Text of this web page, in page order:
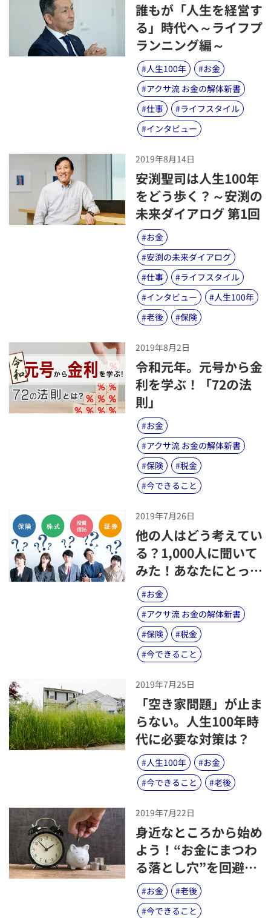
​誰もが「人生を経営す
る」時代へ～ライフプ
ランニング編～
#人生100年 #お金
#アクサ流 お金の解体新書
#仕事 #ライフスタイル
#インタビュー
2019年8月14日
​安渕聖司は人生100年
をどう歩く？～安渕の
未来ダイアログ 第1回
#お金
#安渕の未来ダイアログ
#仕事 #ライフスタイル
#インタビュー #人生100年
#老後 #保険
2019年8月2日
​令和元年。元号から金
利を学ぶ！「72の法
則」
#お金
#アクサ流 お金の解体新書
#保険 #税金
#今できること
2019年7月26日
​他の人はどう考えてい
る？1,000人に聞いて
みた！あなたにとって
「資産形成」とは？
#お金
#アクサ流 お金の解体新書
#保険 #税金
#今できること
2019年7月25日
​「空き家問題」が止ま
らない。人生100年時
代に必要な対策は？
#人生100年 #お金
#今できること #老後
2019年7月22日
​身近なところから始め
よう！“お金にまつわ
る落とし穴”を回避す
るために身に付けたい
金融リテラシー
#お金 #老後
#今できること